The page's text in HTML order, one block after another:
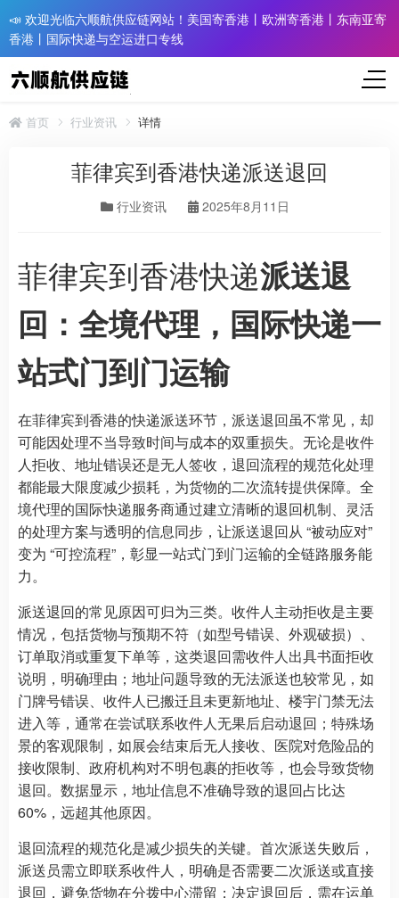
📣 欢迎光临六顺航供应链网站！美国寄香港丨欧洲寄香港丨东南亚寄
香港丨国际快递与空运进口专线
首页 行业资讯 详情
菲律宾到香港快递派送退回
行业资讯 2025年8月11日
菲律宾到香港快递派送退
回：全境代理，国际快递一
站式门到门运输
在菲律宾到香港的快递派送环节，派送退回虽不常见，却
可能因处理不当导致时间与成本的双重损失。无论是收件
人拒收、地址错误还是无人签收，退回流程的规范化处理
都能最大限度减少损耗，为货物的二次流转提供保障。全
境代理的国际快递服务商通过建立清晰的退回机制、灵活
的处理方案与透明的信息同步，让派送退回从 “被动应对”
变为 “可控流程”，彰显一站式门到门运输的全链路服务能
力。
派送退回的常见原因可归为三类。收件人主动拒收是主要
情况，包括货物与预期不符（如型号错误、外观破损）、
订单取消或重复下单等，这类退回需收件人出具书面拒收
说明，明确理由；地址问题导致的无法派送也较常见，如
门牌号错误、收件人已搬迁且未更新地址、楼宇门禁无法
进入等，通常在尝试联系收件人无果后启动退回；特殊场
景的客观限制，如展会结束后无人接收、医院对危险品的
接收限制、政府机构对不明包裹的拒收等，也会导致货物
退回。数据显示，地址信息不准确导致的退回占比达
60%，远超其他原因。
退回流程的规范化是减少损失的关键。首次派送失败后，
派送员需立即联系收件人，明确是否需要二次派送或直接
退回，避免货物在分拨中心滞留；决定退回后，需在运单